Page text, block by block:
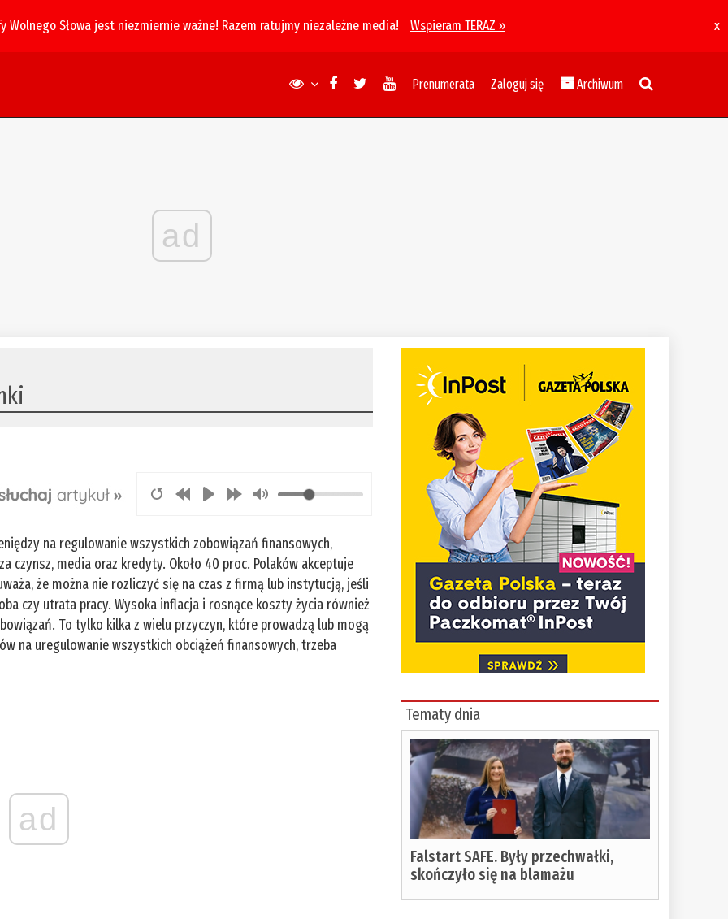
Wolnego Słowa jest niezmiernie ważne! Razem ratujmy niezależne media! Wspieram TERAZ » x
Prenumerata Zaloguj się Archiwum
ad
na regulowanie wszystkich zobowiązań finansowych,
czynsz, media oraz kredyty. Około 40 proc. Polaków akceptuje
że można nie rozliczyć się na czas z firmą lub instytucją, jeśli
czy utrata pracy. Wysoka inflacja i rosnące koszty życia również
To tylko kilka z wielu przyczyn, które prowadzą lub mogą
na uregulowanie wszystkich obciążeń finansowych, trzeba
ad
Tematy dnia
Falstart SAFE. Były przechwałki,
skończyło się na blamażu